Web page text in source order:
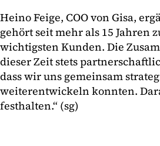
Heino Feige, COO von Gisa,
gehört seit mehr als 15 Jahren
wichtigsten Kunden. Die
dieser Zeit stets
dass wir uns gemeinsam
weiterentwickeln konnten.
festhalten.“ (sg)